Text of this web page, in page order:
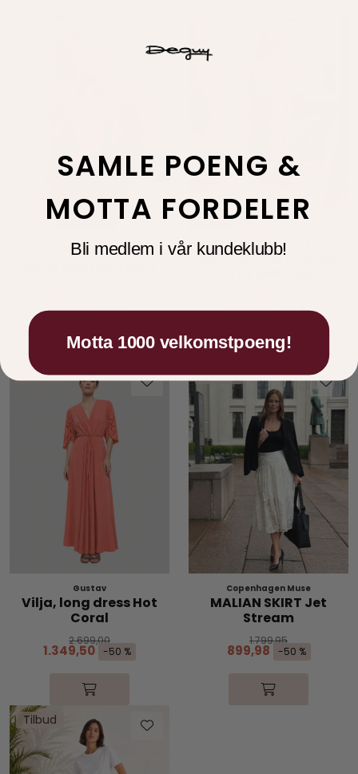
Copenhagen Muse
399,60 -60 %
Copenhagen Muse
NATURE SKIRT Taupe
849,98 -50 %
Tilbud
Gustav
Vilja, long dress Hot
Coral
2.699,00
1.349,50 -50 %
Tilbud
Copenhagen Muse
MALIAN SKIRT Jet
Stream
1.799,95
899,98 -50 %
Tilbud
SAMLE POENG &
MOTTA FORDELER
Bli medlem i vår kundeklubb!
Motta 1000 velkomstpoeng!